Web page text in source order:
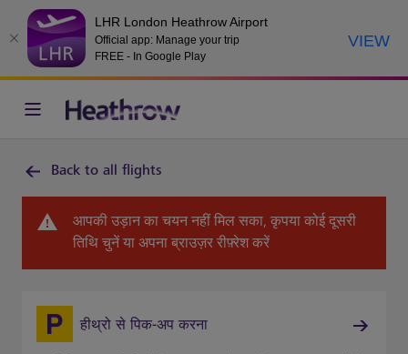
LHR London Heathrow Airport
Official app: Manage your trip
FREE - In Google Play
VIEW
Back to all flights
आपकी उड़ान का चयन नहीं मिल सका, कृपया कोई दूसरी
तिथि चुनें या अपना ब्राउज़र रीफ़्रेश करें
हीथ्रो से पिक-अप करना